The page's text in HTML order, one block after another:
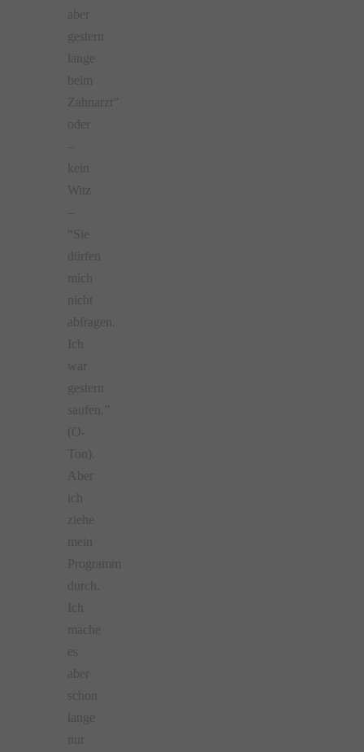
aber
gestern
lange
beim
Zahnarzt”
oder
kein
Witz
“Sie
dürfen
mich
nicht
abfragen.
Ich
war
gestern
saufen.”
(O-
Ton).
Aber
ich
ziehe
mein
Programm
durch.
Ich
mache
es
aber
schon
lange